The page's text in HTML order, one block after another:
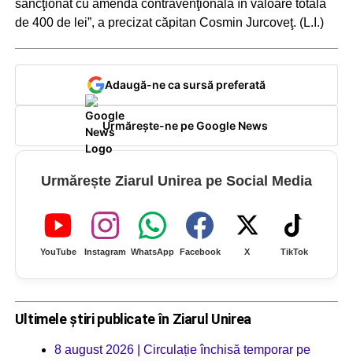
sancţionat cu amendă contravenţională în valoare totală
de 400 de lei”, a precizat căpitan Cosmin Jurcoveţ. (L.I.)
Adaugă-ne ca sursă preferată
Urmărește-ne pe Google News
Urmărește Ziarul Unirea pe Social Media
YouTube Instagram WhatsApp Facebook X TikTok
Ultimele știri publicate în Ziarul Unirea
8 august 2026 | Circulație închisă temporar pe